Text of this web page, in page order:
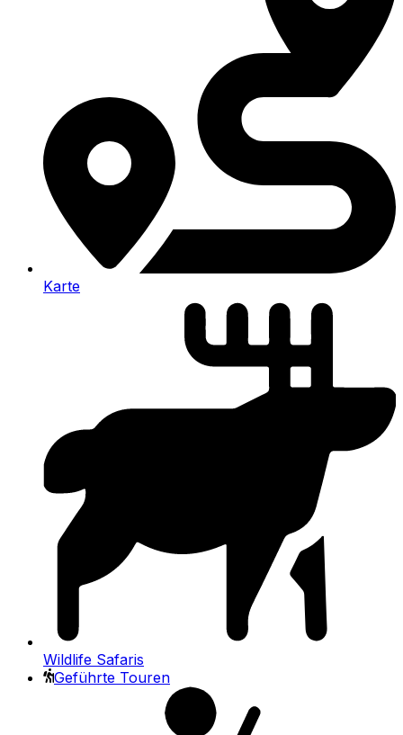
Karte
Wildlife Safaris
Geführte Touren